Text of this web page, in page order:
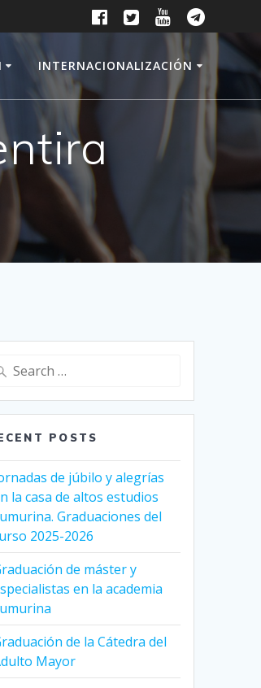
INTERNACIONALIZACIÓN
POSTS
de júbilo y alegrías
la casa de altos estudios
Graduaciones del
2025-2026
de máster y
en la academia
de la Cátedra del
Mayor